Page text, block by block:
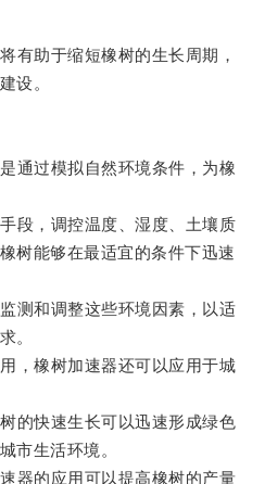
助于缩短橡树的生长周期，
设。
过模拟自然环境条件，为橡
，调控温度、湿度、土壤质
树能够在最适宜的条件下迅速
和调整这些环境因素，以适
。
橡树加速器还可以应用于城
快速生长可以迅速形成绿色
市生活环境。
的应用可以提高橡树的产量